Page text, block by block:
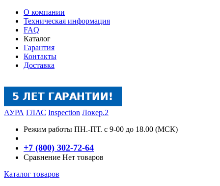
О компании
Техническая информация
FAQ
Каталог
Гарантия
Контакты
Доставка
АУРА ГЛАС Inspection Локер.2
Режим работы ПН.-ПТ. с 9-00 до 18.00 (МСК)
+7 (800) 302-72-64
Сравнение Нет товаров
Каталог товаров